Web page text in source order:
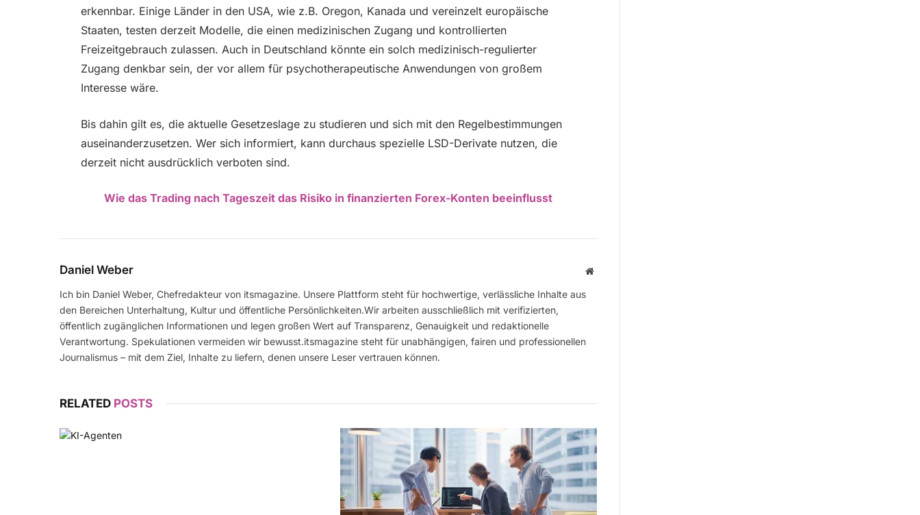
erkennbar. Einige Länder in den USA, wie z.B. Oregon, Kanada und vereinzelt europäische
Staaten, testen derzeit Modelle, die einen medizinischen Zugang und kontrollierten
Freizeitgebrauch zulassen. Auch in Deutschland könnte ein solch medizinisch-regulierter
Zugang denkbar sein, der vor allem für psychotherapeutische Anwendungen von großem
Interesse wäre.
Bis dahin gilt es, die aktuelle Gesetzeslage zu studieren und sich mit den Regelbestimmungen
auseinanderzusetzen. Wer sich informiert, kann durchaus spezielle LSD-Derivate nutzen, die
derzeit nicht ausdrücklich verboten sind.
Wie das Trading nach Tageszeit das Risiko in finanzierten Forex-Konten beeinflusst
Daniel Weber Website
Ich bin Daniel Weber, Chefredakteur von itsmagazine. Unsere Plattform steht für hochwertige, verlässliche Inhalte aus
den Bereichen Unterhaltung, Kultur und öffentliche Persönlichkeiten.Wir arbeiten ausschließlich mit verifizierten,
öffentlich zugänglichen Informationen und legen großen Wert auf Transparenz, Genauigkeit und redaktionelle
Verantwortung. Spekulationen vermeiden wir bewusst.itsmagazine steht für unabhängigen, fairen und professionellen
Journalismus – mit dem Ziel, Inhalte zu liefern, denen unsere Leser vertrauen können.
RELATED POSTS